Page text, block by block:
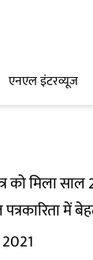
एनएल इंटरव्यूज
मिला साल
में